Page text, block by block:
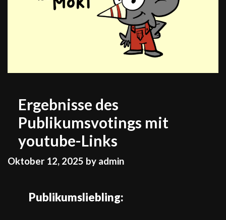
Ergebnisse des
Publikumsvotings mit
youtube-Links
Oktober 12, 2025 by admin
Publikumsliebling: